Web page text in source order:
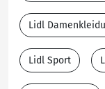
Lidl
Lidl Sport